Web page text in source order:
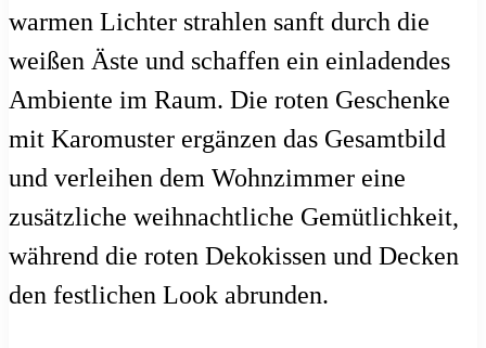
warmen Lichter strahlen sanft durch die
weißen Äste und schaffen ein einladendes
Ambiente im Raum. Die roten Geschenke
mit Karomuster ergänzen das Gesamtbild
und verleihen dem Wohnzimmer eine
zusätzliche weihnachtliche Gemütlichkeit,
während die roten Dekokissen und Decken
den festlichen Look abrunden.